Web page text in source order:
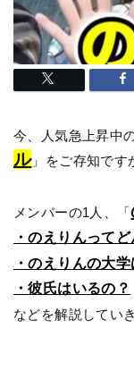
今、人気急上昇中
ル」をご存知です
メンバーの1人、「
・のえりんってど
・のえりんの大
・彼氏はいるの？
などを解説してい